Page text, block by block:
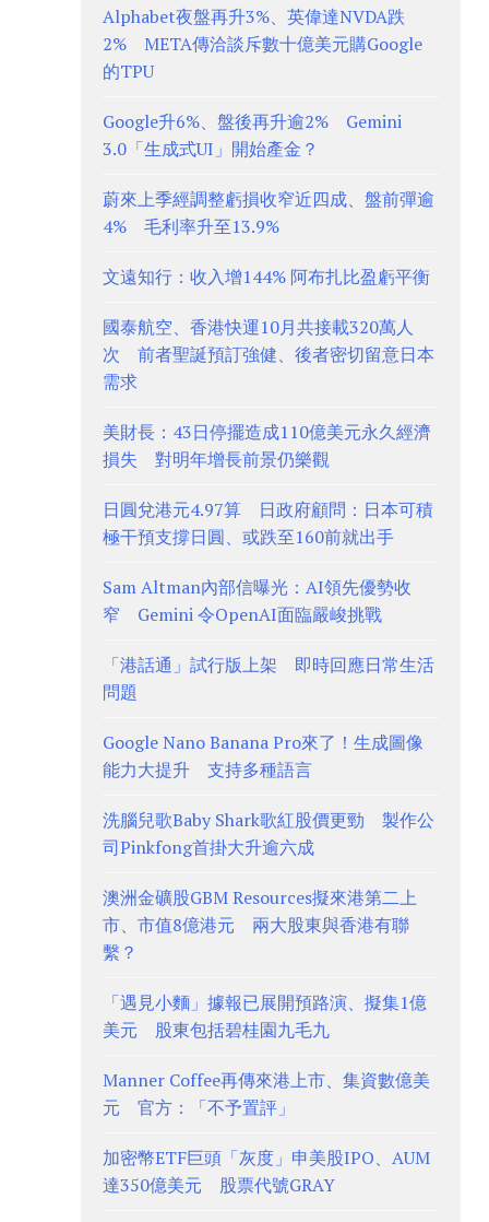
Alphabet夜盤再升3%、英偉達NVDA跌
2% META傳洽談斥數十億美元購Google
的TPU
Google升6%、盤後再升逾2% Gemini
3.0「生成式UI」開始產金？
蔚來上季經調整虧損收窄近四成、盤前彈逾
4% 毛利率升至13.9%
文遠知行：收入增144% 阿布扎比盈虧平衡
國泰航空、香港快運10月共接載320萬人
次 前者聖誕預訂強健、後者密切留意日本
需求
美財長：43日停擺造成110億美元永久經濟
損失 對明年增長前景仍樂觀
日圓兌港元4.97算 日政府顧問：日本可積
極干預支撐日圓、或跌至160前就出手
Sam Altman內部信曝光：AI領先優勢收
窄 Gemini 令OpenAI面臨嚴峻挑戰
「港話通」試行版上架 即時回應日常生活
問題
Google Nano Banana Pro來了！生成圖像
能力大提升 支持多種語言
洗腦兒歌Baby Shark歌紅股價更勁 製作公
司Pinkfong首掛大升逾六成
澳洲金礦股GBM Resources擬來港第二上
市、市值8億港元 兩大股東與香港有聯
繫？
「遇見小麵」據報已展開預路演、擬集1億
美元 股東包括碧桂園九毛九
Manner Coffee再傳來港上市、集資數億美
元 官方：「不予置評」
加密幣ETF巨頭「灰度」申美股IPO、AUM
達350億美元 股票代號GRAY